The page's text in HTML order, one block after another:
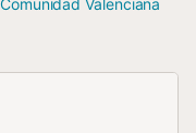
Comunidad Valenciana